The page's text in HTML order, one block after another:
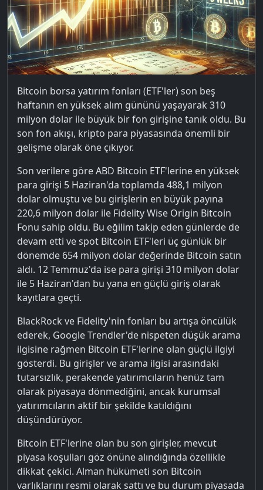
Bitcoin borsa yatırım fonları (ETF'ler) son beş
haftanın en yüksek alım gününü yaşayarak 310
milyon dolar ile büyük bir fon girişine tanık oldu. Bu
son fon akışı, kripto para piyasasında önemli bir
gelişme olarak öne çıkıyor.
Son verilere göre ABD Bitcoin ETF'lerine en yüksek
para girişi 5 Haziran'da toplamda 488,1 milyon
dolar olmuştu ve bu girişlerin en büyük payına
220,6 milyon dolar ile Fidelity Wise Origin Bitcoin
Fonu sahip oldu. Bu eğilim takip eden günlerde de
devam etti ve spot Bitcoin ETF'leri üç günlük bir
dönemde 654 milyon dolar değerinde Bitcoin satın
aldı. 12 Temmuz'da ise para girişi 310 milyon dolar
ile 5 Haziran'dan bu yana en güçlü giriş olarak
kayıtlara geçti.
BlackRock ve Fidelity'nin fonları bu artışa öncülük
ederek, Google Trendler'de nispeten düşük arama
ilgisine rağmen Bitcoin ETF'lerine olan güçlü ilgiyi
gösterdi. Bu girişler ve arama ilgisi arasındaki
tutarsızlık, perakende yatırımcıların henüz tam
olarak piyasaya dönmediğini, ancak kurumsal
yatırımcıların aktif bir şekilde katıldığını
düşündürüyor.
Bitcoin ETF'lerine olan bu son girişler, mevcut
piyasa koşulları göz önüne alındığında özellikle
dikkat çekici. Alman hükümeti son Bitcoin
varlıklarını resmi olarak sattı ve bu durum piyasada